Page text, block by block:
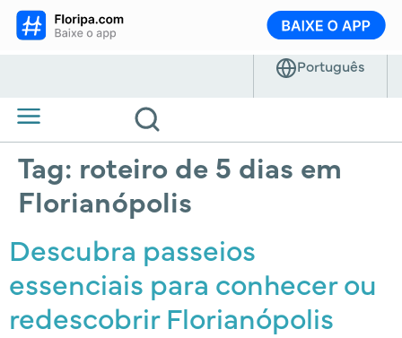
Tag: roteiro de 5 dias em
Florianópolis
Descubra passeios
essenciais para conhecer ou
redescobrir Florianópolis